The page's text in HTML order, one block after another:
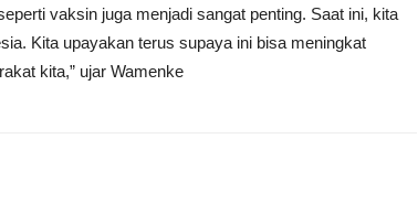
vaksin juga menjadi sangat penting. Saat ini, kita
Kita upayakan terus supaya ini bisa meningkat
kita,” ujar Wamenke